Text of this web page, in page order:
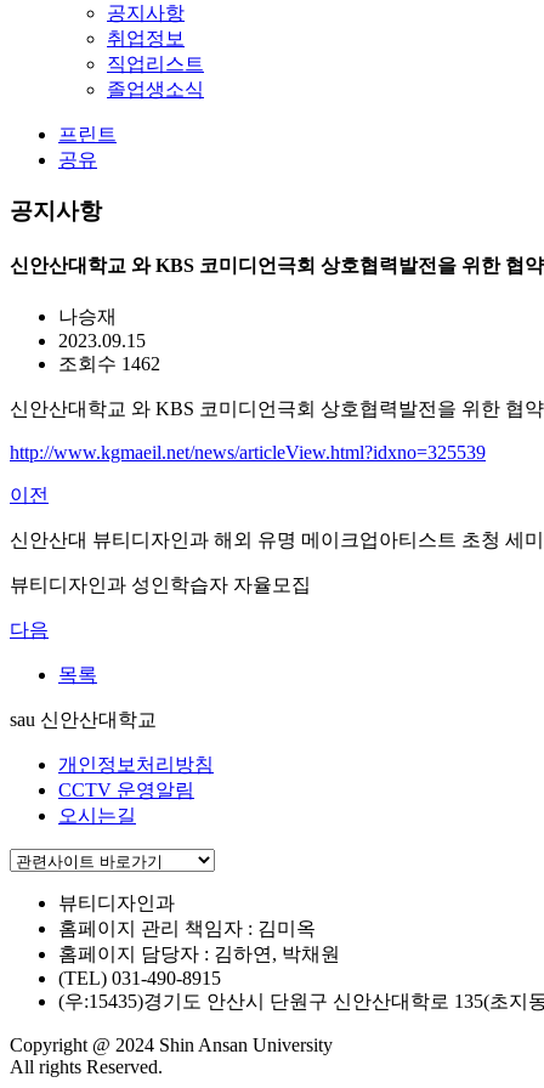
공지사항
취업정보
직업리스트
졸업생소식
프린트
공유
공지사항
신안산대학교 와 KBS 코미디언극회 상호협력발전을 위한 협약
나승재
2023.09.15
조회수 1462
신안산대학교 와 KBS 코미디언극회 상호협력발전을 위한 협약
http://www.kgmaeil.net/news/articleView.html?idxno=325539
이전
신안산대 뷰티디자인과 해외 유명 메이크업아티스트 초청 세
뷰티디자인과 성인학습자 자율모집
다음
목록
sau 신안산대학교
개인정보처리방침
CCTV 운영알림
오시는길
뷰티디자인과
홈페이지 관리 책임자 : 김미옥
홈페이지 담당자 : 김하연, 박채원
(TEL) 031-490-8915
(우:15435)경기도 안산시 단원구 신안산대학로 135(초지
Copyright @ 2024 Shin Ansan University
All rights Reserved.